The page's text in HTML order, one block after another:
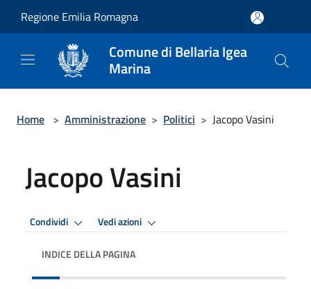
Regione Emilia Romagna
Comune di Bellaria Igea
Marina
Home > Amministrazione > Politici > Jacopo Vasini
Jacopo Vasini
Condividi Vedi azioni
INDICE DELLA PAGINA